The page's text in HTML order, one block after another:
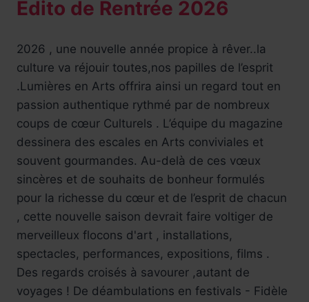
Edito de Rentrée 2026
2026 , une nouvelle année propice à rêver..la
culture va réjouir toutes,nos papilles de l’esprit
.Lumières en Arts offrira ainsi un regard tout en
passion authentique rythmé par de nombreux
coups de cœur Culturels . L’équipe du magazine
dessinera des escales en Arts conviviales et
souvent gourmandes. Au-delà de ces vœux
sincères et de souhaits de bonheur formulés
pour la richesse du cœur et de l’esprit de chacun
, cette nouvelle saison devrait faire voltiger de
merveilleux flocons d'art , installations,
spectacles, performances, expositions, films .
Des regards croisés à savourer ,autant de
voyages ! De déambulations en festivals - Fidèle